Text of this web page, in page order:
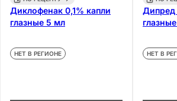
Диклофенак 0,1% капли
глазные 5 мл
НЕТ В РЕГИОНЕ
Дипред
НЕТ В